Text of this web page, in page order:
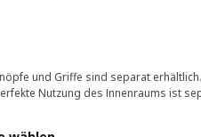
und Griffe sind separat
Nutzung des Innenraums ist